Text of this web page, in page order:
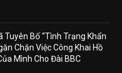
Tuyên Bố “Tình Trạng Khẩn
Chặn Việc Công Khai Hồ
Mình Cho Đài BBC